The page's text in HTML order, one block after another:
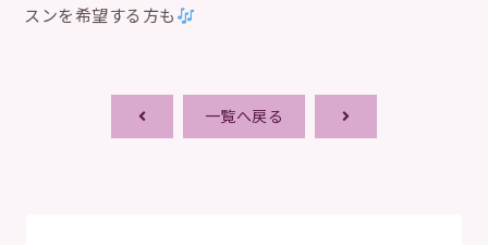
スンを希望する方も
一覧へ戻る